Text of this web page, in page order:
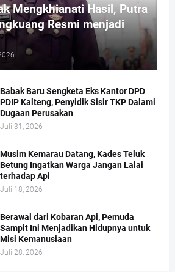
Mengkhianati Hasil, Putra
Resmi menjadi
Babak Baru Sengketa Eks Kantor DPD
PDIP Kalteng, Penyidik Sisir TKP Dalami
Dugaan Perusakan
Juli 31, 2026
Musim Kemarau Datang, Kades Teluk
Betung Ingatkan Warga Jangan Lalai
terhadap Api
Juli 18, 2026
Berawal dari Kobaran Api, Pemuda
Sampit Ini Menjadikan Hidupnya untuk
Misi Kemanusiaan
Juli 28, 2026